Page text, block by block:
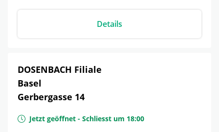
Details
DOSENBACH Filiale
Basel
Gerbergasse 14
Jetzt geöffnet - Schliesst um 18:00